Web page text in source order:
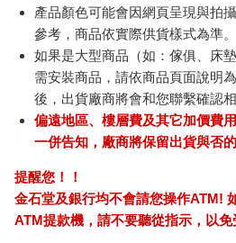
產品顏色可能會因網頁呈現與拍
參考，商品依實際供貨樣式為準。
如果是大型商品（如：傢俱、床
需安裝商品，請依商品頁面說明
後，出貨廠商將會和您聯繫確認
偏遠地區、樓層費及其它加價費
一併告知，廠商將保留出貨與否的
提醒您！！
金石堂及銀行均不會請您操作ATM!
ATM提款機，請不要聽從指示，以免